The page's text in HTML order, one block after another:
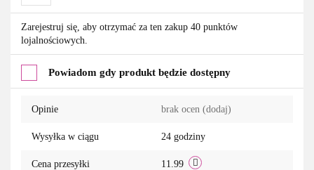
Do
Zarejestruj się, aby otrzymać za ten zakup 40 punktów
lojalnościowych.
Powiadom gdy produkt będzie dostępny
Opinie brak ocen (dodaj)
Wysyłka w ciągu 24 godziny
Cena przesyłki 11.99